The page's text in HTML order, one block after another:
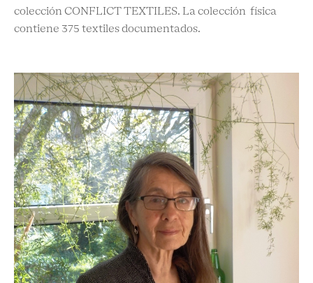
colección CONFLICT TEXTILES. La colección física
contiene 375 textiles documentados.